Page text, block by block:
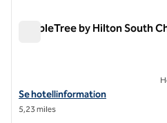
DoubleTree by Hilton South
Visa hotelluppgifter för
Se hotellinformation
5,23 miles